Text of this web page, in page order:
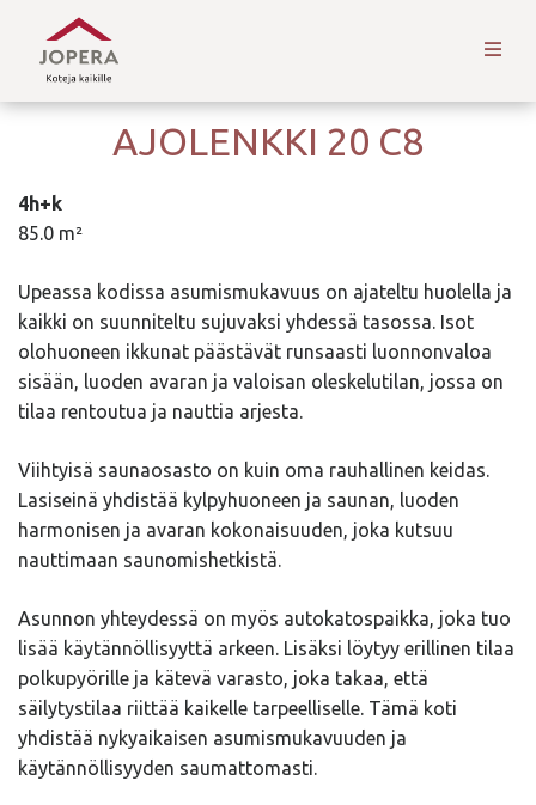
AJOLENKKI 20 C8
4h+k
85.0 m²
Upeassa kodissa asumismukavuus on ajateltu huolella ja
kaikki on suunniteltu sujuvaksi yhdessä tasossa. Isot
olohuoneen ikkunat päästävät runsaasti luonnonvaloa
sisään, luoden avaran ja valoisan oleskelutilan, jossa on
tilaa rentoutua ja nauttia arjesta.
Viihtyisä saunaosasto on kuin oma rauhallinen keidas.
Lasiseinä yhdistää kylpyhuoneen ja saunan, luoden
harmonisen ja avaran kokonaisuuden, joka kutsuu
nauttimaan saunomishetkistä.
Asunnon yhteydessä on myös autokatospaikka, joka tuo
lisää käytännöllisyyttä arkeen. Lisäksi löytyy erillinen tilaa
polkupyörille ja kätevä varasto, joka takaa, että
säilytystilaa riittää kaikelle tarpeelliselle. Tämä koti
yhdistää nykyaikaisen asumismukavuuden ja
käytännöllisyyden saumattomasti.